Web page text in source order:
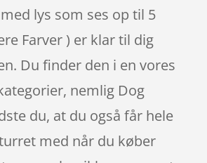
lys som ses op til 5
Farver ) er klar til dig
Du finder den i en vores
nemlig Dog
du, at du også får hele
med når du køber